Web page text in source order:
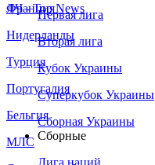
Франция
Нидерланды
Турция
Португалия
Бельгия
МЛС
ЛЧ - Top News
Первая лига
Вторая лига
Кубок Украины
Суперкубок Украины
Сборная Украины
Сборные
Лига наций